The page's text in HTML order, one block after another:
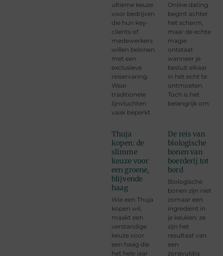
ultieme keuze
voor bedrijven
die hun key-
clients of
medewerkers
willen belonen
met een
exclusieve
reiservaring.
Waar
traditionele
lijnvluchten
vaak beperkt
Online dating
begint achter
het scherm,
maar de echte
magie
ontstaat
wanneer je
besluit elkaar
in het echt te
ontmoeten.
Toch is het
belangrijk om
Thuja
kopen: de
slimme
keuze voor
een groene,
blijvende
haag
Wie een Thuja
kopen wil,
maakt een
verstandige
keuze voor
een haag die
het hele jaar
De reis van
biologische
bonen van
boerderij tot
bord
Biologische
bonen zijn niet
zomaar een
ingrediënt in
je keuken; ze
zijn het
resultaat van
een
zorgvuldig